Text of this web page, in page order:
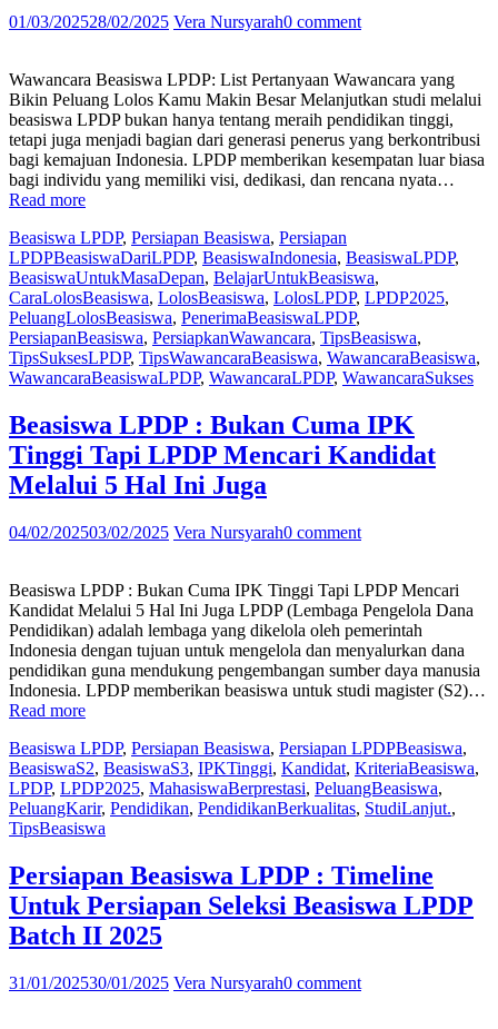
01/03/202528/02/2025 Vera Nursyarah0 comment
Wawancara Beasiswa LPDP: List Pertanyaan Wawancara yang
Bikin Peluang Lolos Kamu Makin Besar Melanjutkan studi melalui
beasiswa LPDP bukan hanya tentang meraih pendidikan tinggi,
tetapi juga menjadi bagian dari generasi penerus yang berkontribusi
bagi kemajuan Indonesia. LPDP memberikan kesempatan luar biasa
bagi individu yang memiliki visi, dedikasi, dan rencana nyata…
Read more“Wawancara
LPDP:
List
Pertanyaan
Wawancara
yang
Bikin
Peluang
Lolos
Makin
Besar”
Beasiswa LPDP, Persiapan Beasiswa, Persiapan
LPDPBeasiswaDariLPDP, BeasiswaIndonesia, BeasiswaLPDP,
BeasiswaUntukMasaDepan, BelajarUntukBeasiswa,
CaraLolosBeasiswa, LolosBeasiswa, LolosLPDP, LPDP2025,
PeluangLolosBeasiswa, PenerimaBeasiswaLPDP,
PersiapanBeasiswa, PersiapkanWawancara, TipsBeasiswa,
TipsSuksesLPDP, TipsWawancaraBeasiswa, WawancaraBeasiswa,
WawancaraBeasiswaLPDP, WawancaraLPDP, WawancaraSukses
Beasiswa LPDP : Bukan Cuma IPK
Tinggi Tapi LPDP Mencari Kandidat
Melalui 5 Hal Ini Juga
04/02/202503/02/2025 Vera Nursyarah0 comment
Beasiswa LPDP : Bukan Cuma IPK Tinggi Tapi LPDP Mencari
Kandidat Melalui 5 Hal Ini Juga LPDP (Lembaga Pengelola Dana
Pendidikan) adalah lembaga yang dikelola oleh pemerintah
Indonesia dengan tujuan untuk mengelola dan menyalurkan dana
pendidikan guna mendukung pengembangan sumber daya manusia
Indonesia. LPDP memberikan beasiswa untuk studi magister (S2)…
Read more“Beasiswa
:
Bukan
Cuma
IPK
Tinggi
LPDP
Mencari
Kandidat
Melalui
5
Ini
Beasiswa LPDP, Persiapan Beasiswa, Persiapan LPDPBeasiswa,
BeasiswaS2, BeasiswaS3, IPKTinggi, Kandidat, KriteriaBeasiswa,
LPDP, LPDP2025, MahasiswaBerprestasi, PeluangBeasiswa,
PeluangKarir, Pendidikan, PendidikanBerkualitas, StudiLanjut.,
TipsBeasiswa
Persiapan Beasiswa LPDP : Timeline
Untuk Persiapan Seleksi Beasiswa LPDP
Batch II 2025
31/01/202530/01/2025 Vera Nursyarah0 comment